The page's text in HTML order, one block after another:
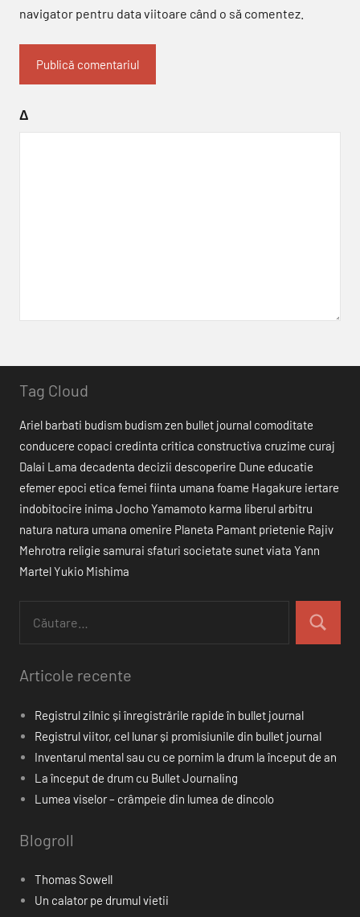
navigator pentru data viitoare când o să comentez.
Δ
Tag Cloud
Ariel barbati budism budism zen bullet journal comoditate
conducere copaci credinta critica constructiva cruzime curaj
Dalai Lama decadenta decizii descoperire Dune educatie
efemer epoci etica femei fiinta umana foame Hagakure iertare
indobitocire inima Jocho Yamamoto karma liberul arbitru
natura natura umana omenire Planeta Pamant prietenie Rajiv
Mehrotra religie samurai sfaturi societate sunetviata Yann
MartelYukio Mishima
Articole recente
Registrul zilnic și înregistrările rapide în bullet journal
Registrul viitor, cel lunar și promisiunile din bullet journal
Inventarul mental sau cu ce pornim la drum la început de an
La început de drum cu Bullet Journaling
Lumea viselor – crâmpeie din lumea de dincolo
Blogroll
Thomas Sowell
Un calator pe drumul vietii